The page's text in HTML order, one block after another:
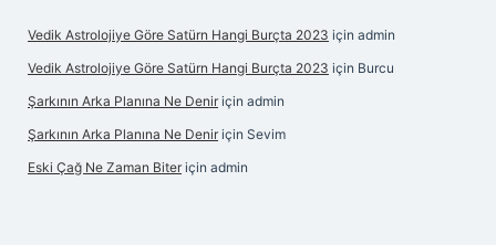
Vedik Astrolojiye Göre Satürn Hangi Burçta 2023 için admin
Vedik Astrolojiye Göre Satürn Hangi Burçta 2023 için Burcu
Şarkının Arka Planına Ne Denir için admin
Şarkının Arka Planına Ne Denir için Sevim
Eski Çağ Ne Zaman Biter için admin